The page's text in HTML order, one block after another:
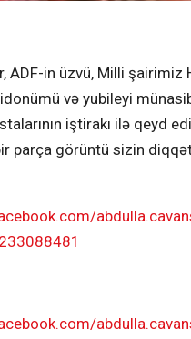
ADF-in üzvü, Milli şairimiz
və yubileyi
iştirakı ilə qeyd
parça görüntü sizin